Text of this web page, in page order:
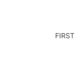
FIRST